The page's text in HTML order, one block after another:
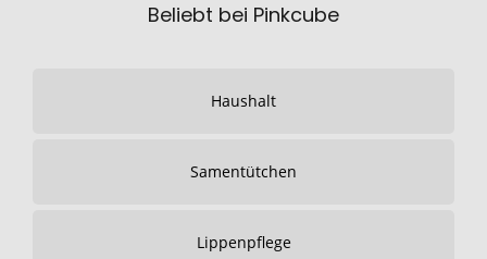
Beliebt bei Pinkcube
Haushalt
Samentütchen
Lippenpflege